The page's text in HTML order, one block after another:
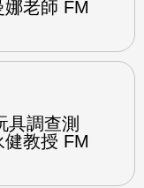
老師 FM
具調查測
教授 FM